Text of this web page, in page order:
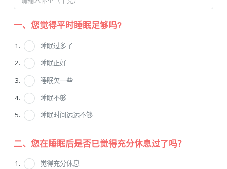
一、您觉得平时睡眠足够吗?
睡眠过多了
睡眠正好
睡眠欠一些
睡眠不够
睡眠时间远远不够
二、您在睡眠后是否已觉得充分休息过了吗？
觉得充分休息